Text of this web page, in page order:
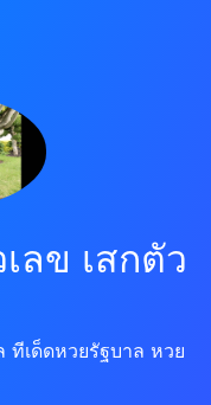
ลข เสกตัว
ทีเด็ดหวยรัฐบาล หวย